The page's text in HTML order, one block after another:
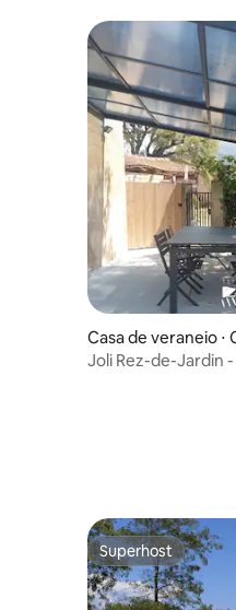
Casa de veraneio
Joli Rez-de-Jardin
Superhost
Superhost